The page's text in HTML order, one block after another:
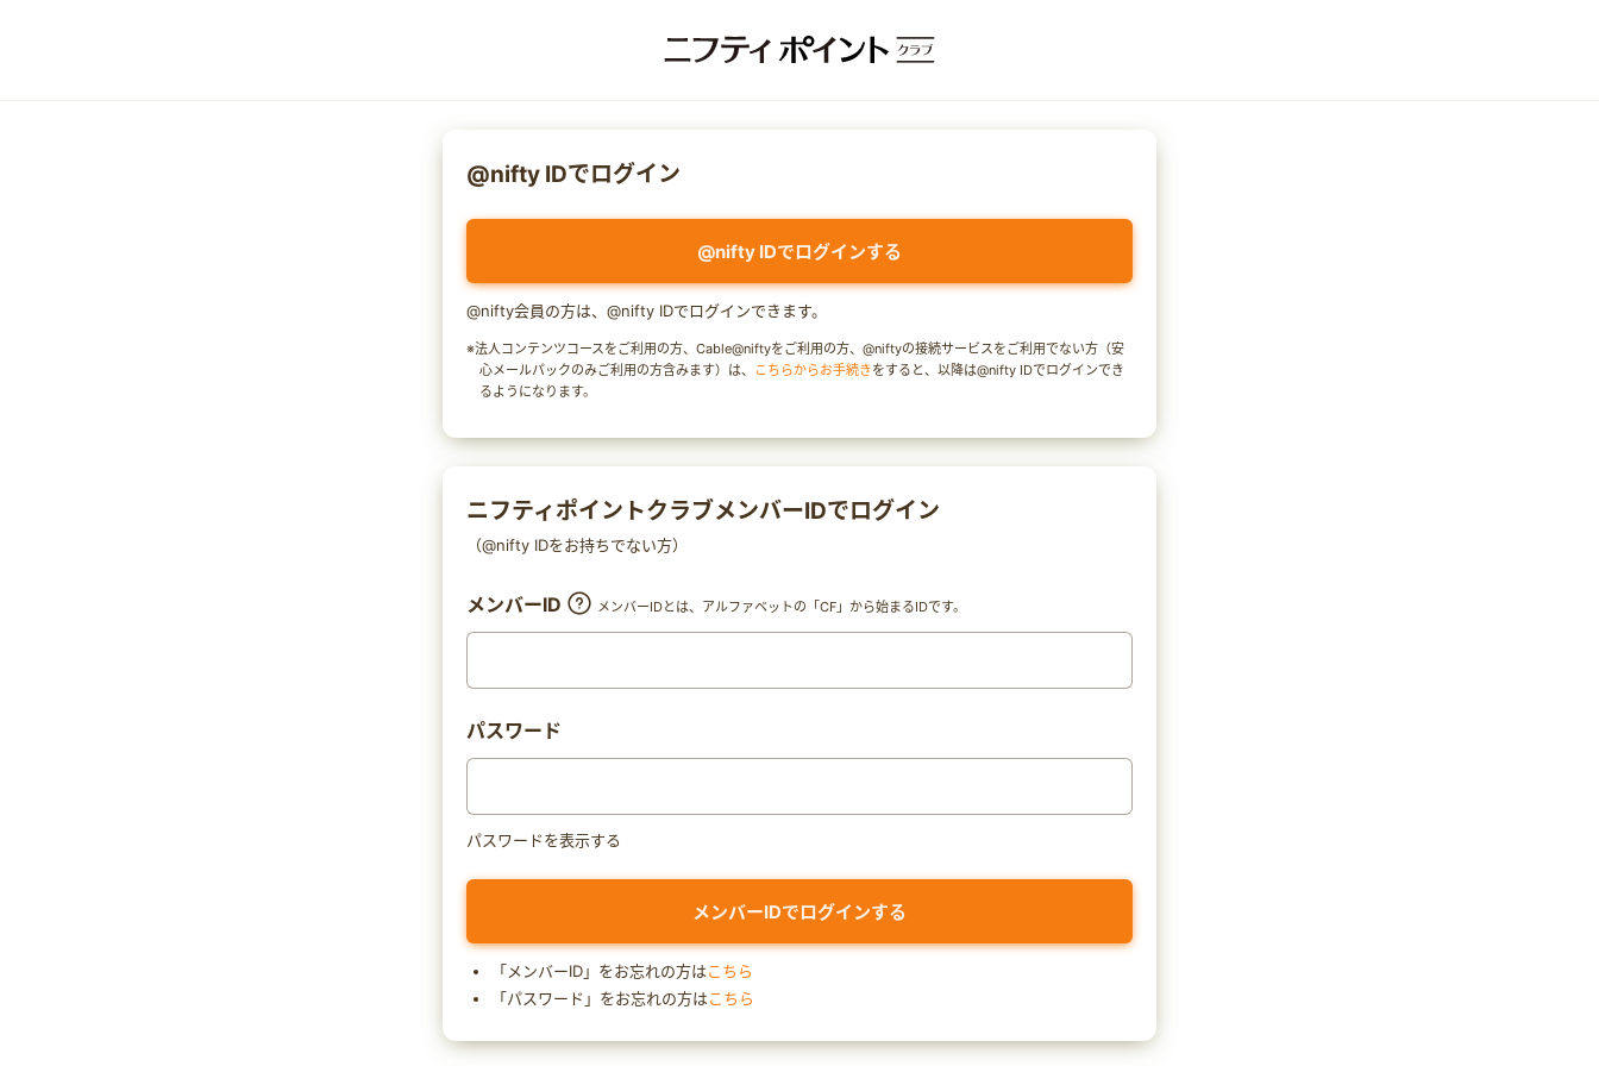
@nifty IDでログイン
@nifty IDでログインする
@nifty会員の方は、@nifty IDでログインできます。
※法人コンテンツコースをご利用の方、Cable@niftyをご利用の方、@niftyの接続サービスをご利用でない方（安
心メールパックのみご利用の方含みます）は、
こちらからお手続きをすると、以降は@nifty IDでログインでき
るようになります。
ニフティポイントクラブメンバーIDでログイン
（@nifty IDをお持ちでない方）
メンバーID メンバーIDとは、アルファベットの「CF」から始まるIDです。
パスワード
パスワードを表示する
「メンバーID」をお忘れの方はこちら
「パスワード」をお忘れの方はこちら